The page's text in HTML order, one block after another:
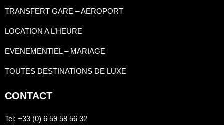
TRANSFERT GARE – AEROPORT
LOCATION A L’HEURE
EVENEMENTIEL – MARIAGE
TOUTES DESTINATIONS DE LUXE
CONTACT
Tel : +33 (0) 6 59 58 56 32